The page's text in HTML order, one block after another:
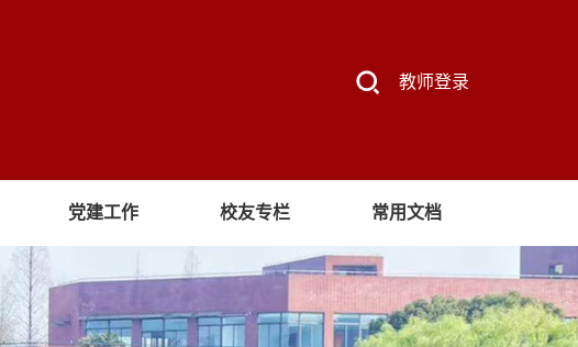
教师登录
党建工作 校友专栏 常用文档